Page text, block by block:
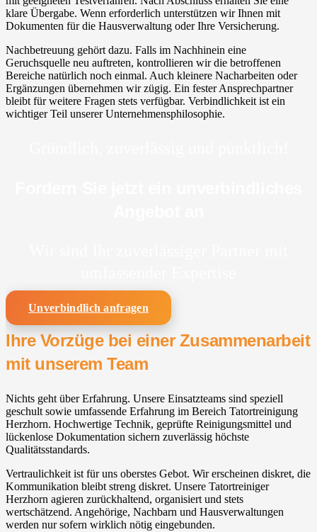
klare Übergabe. Wenn erforderlich unterstützen wir Ihnen mit
Dokumenten für die Hausverwaltung oder Ihre Versicherung.
Nachbetreuung gehört dazu. Falls im Nachhinein eine
Geruchsquelle neu auftreten, kontrollieren wir die betroffenen
Bereiche natürlich noch einmal. Auch kleinere Nacharbeiten oder
Ergänzungen übernehmen wir zügig. Ein fester Ansprechpartner
bleibt für weitere Fragen stets verfügbar. Verbindlichkeit ist ein
wichtiger Teil unserer Unternehmensphilosophie.
Unverbindlich anfragen
Ihre Vorzüge bei einer Zusammenarbeit
mit unserem Team
Nichts geht über Erfahrung. Unsere Einsatzteams sind speziell
geschult sowie umfassende Erfahrung im Bereich Tatortreinigung
Herzhorn. Hochwertige Technik, geprüfte Reinigungsmittel und
lückenlose Dokumentation sichern zuverlässig höchste
Qualitätsstandards.
Vertraulichkeit ist für uns oberstes Gebot. Wir erscheinen diskret, die
Kommunikation bleibt streng diskret. Unsere Tatortreiniger
Herzhorn agieren zurückhaltend, organisiert und stets
wertschätzend. Angehörige, Nachbarn und Hausverwaltungen
werden nur sofern wirklich nötig eingebunden.